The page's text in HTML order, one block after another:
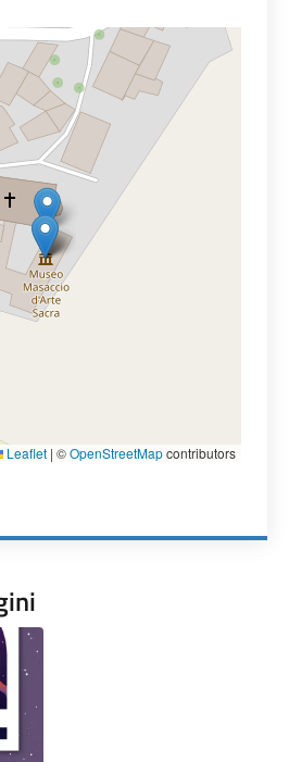
Leaflet | ©OpenStreetMapcontributors
MASACCIO D'ARTE SACRA